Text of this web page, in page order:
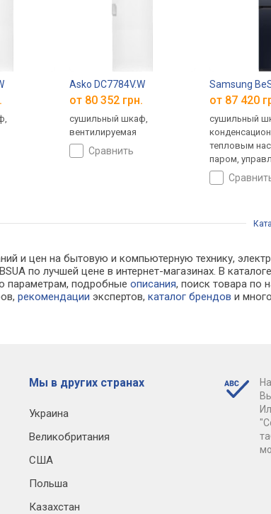
Asko DC7784V.W
от 80 352 грн.
сушильный шкаф,
вентилируемая
сравнить
Samsung
от 87 420
сушильный
тепловым
паром,
Интернета
и цен на бытовую и компьютерную технику,
по лучшей цене в интернет-магазинах. В
параметрам, подробныеописания, поиск товара по
рекомендации экспертов,каталог брендов и
Мы в других странах
Украина
Великобритания
США
Польша
Казахстан